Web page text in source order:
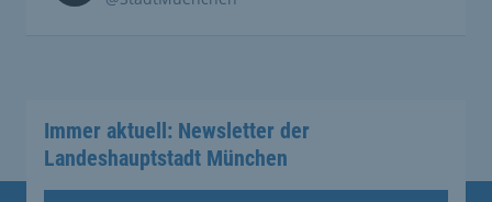
Immer aktuell: Newsletter der
Landeshauptstadt München